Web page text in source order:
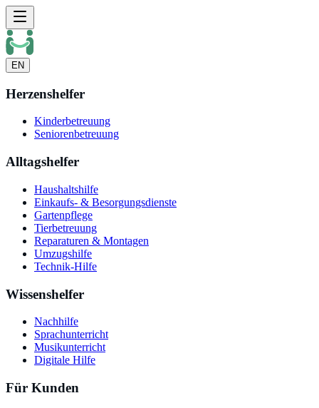
EN
Herzenshelfer
Kinderbetreuung
Seniorenbetreuung
Alltagshelfer
Haushaltshilfe
Einkaufs- & Besorgungsdienste
Gartenpflege
Tierbetreuung
Reparaturen & Montagen
Umzugshilfe
Technik-Hilfe
Wissenshelfer
Nachhilfe
Sprachunterricht
Musikunterricht
Digitale Hilfe
Für Kunden